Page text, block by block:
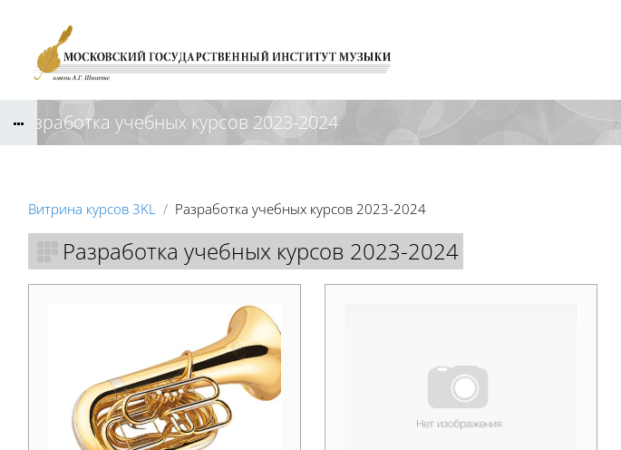
Разработка учебных курсов 2023-2024
Витрина курсов 3KL Разработка учебных курсов 2023-2024
Разработка учебных курсов 2023-2024